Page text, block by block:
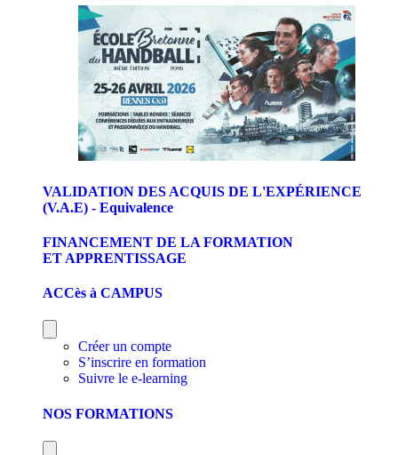
VALIDATION DES ACQUIS DE L'EXPÉRIENCE
(V.A.E) - Equivalence
FINANCEMENT DE LA FORMATION
ET APPRENTISSAGE
ACCès à CAMPUS
Créer un compte
S’inscrire en formation
Suivre le e-learning
NOS FORMATIONS